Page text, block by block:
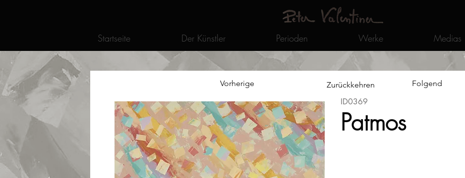
Startseite Der Künstler Perioden Werke Medias
Vorherige Zurückkehren Folgend
ID0369
Patmos